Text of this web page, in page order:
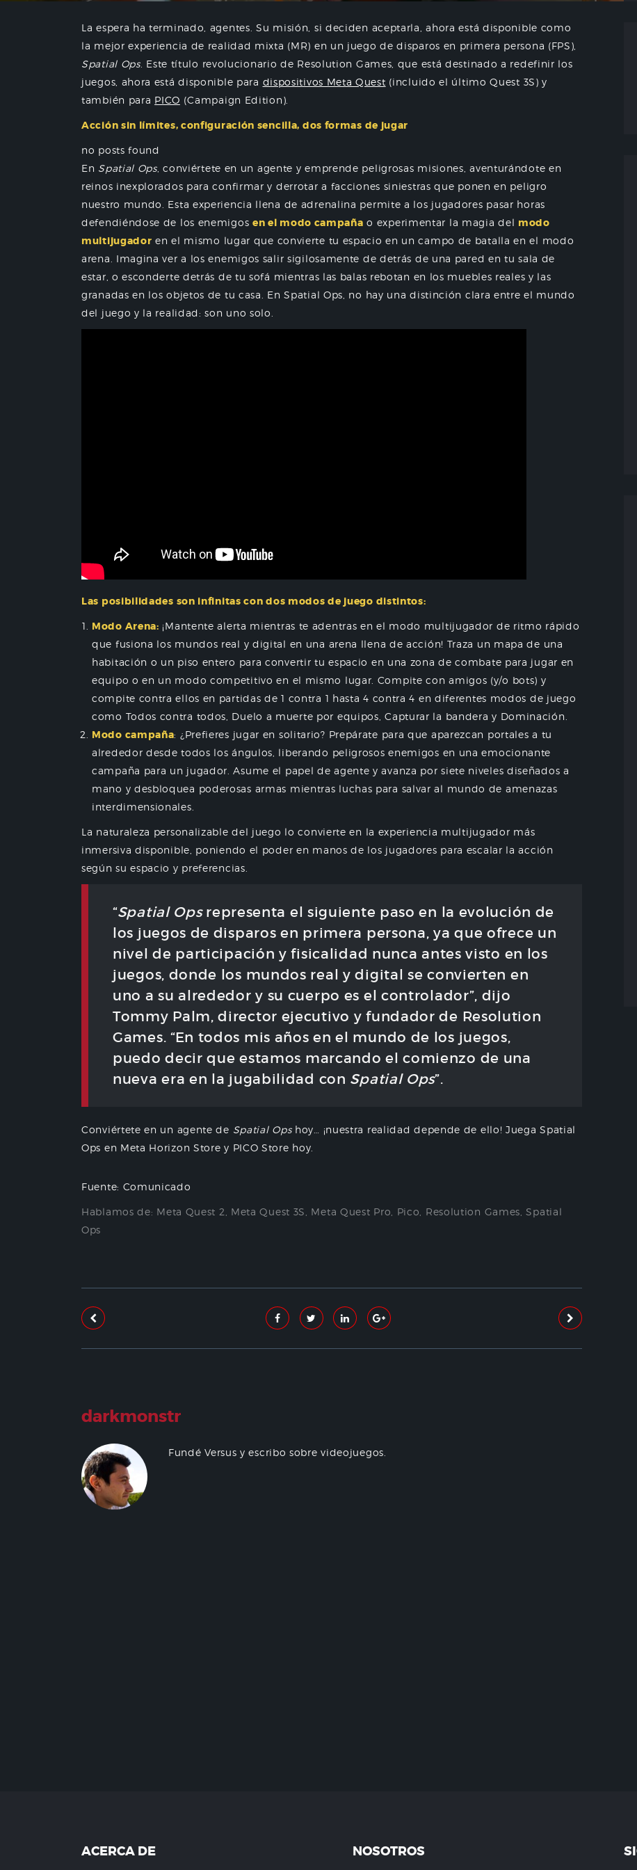
La espera ha terminado, agentes. Su misión, si deciden aceptarla, ahora está disponible como
la mejor experiencia de realidad mixta (MR) en un juego de disparos en primera persona (FPS),
Spatial Ops. Este título revolucionario de Resolution Games, que está destinado a redefinir los
juegos, ahora está disponible para dispositivos Meta Quest (incluido el último Quest 3S) y
también para PICO (Campaign Edition).
Acción sin límites, configuración sencilla, dos formas de jugar
no posts found
En Spatial Ops, conviértete en un agente y emprende peligrosas misiones, aventurándote en
reinos inexplorados para confirmar y derrotar a facciones siniestras que ponen en peligro
nuestro mundo. Esta experiencia llena de adrenalina permite a los jugadores pasar horas
defendiéndose de los enemigos en el modo campaña o experimentar la magia del modo
multijugador en el mismo lugar que convierte tu espacio en un campo de batalla en el modo
arena. Imagina ver a los enemigos salir sigilosamente de detrás de una pared en tu sala de
estar, o esconderte detrás de tu sofá mientras las balas rebotan en los muebles reales y las
granadas en los objetos de tu casa. En Spatial Ops, no hay una distinción clara entre el mundo
del juego y la realidad: son uno solo.
Las posibilidades son infinitas con dos modos de juego distintos:
Modo Arena: ¡Mantente alerta mientras te adentras en el modo multijugador de ritmo rápido
que fusiona los mundos real y digital en una arena llena de acción! Traza un mapa de una
habitación o un piso entero para convertir tu espacio en una zona de combate para jugar en
equipo o en un modo competitivo en el mismo lugar. Compite con amigos (y/o bots) y
compite contra ellos en partidas de 1 contra 1 hasta 4 contra 4 en diferentes modos de juego
como Todos contra todos, Duelo a muerte por equipos, Capturar la bandera y Dominación.
Modo campaña: ¿Prefieres jugar en solitario? Prepárate para que aparezcan portales a tu
alrededor desde todos los ángulos, liberando peligrosos enemigos en una emocionante
campaña para un jugador. Asume el papel de agente y avanza por siete niveles diseñados a
mano y desbloquea poderosas armas mientras luchas para salvar al mundo de amenazas
interdimensionales.
La naturaleza personalizable del juego lo convierte en la experiencia multijugador más
inmersiva disponible, poniendo el poder en manos de los jugadores para escalar la acción
según su espacio y preferencias.
“Spatial Opsrepresenta el siguiente paso en la evolución de
los juegos de disparos en primera persona, ya que ofrece un
nivel de participación y fisicalidad nunca antes visto en los
juegos, donde los mundos real y digital se convierten en
uno a su alrededor y su cuerpo es el controlador”, dijo
Tommy Palm, director ejecutivo y fundador de Resolution
Games. “En todos mis años en el mundo de los juegos,
puedo decir que estamos marcando el comienzo de una
nueva era en la jugabilidad con Spatial Ops”.
Conviértete en un agente de Spatial Opshoy… ¡nuestra realidad depende de ello! Juega Spatial
Ops en Meta Horizon Store y PICO Store hoy.
Fuente: Comunicado
Hablamos de: Meta Quest 2 Meta Quest 3S Meta Quest Pro Pico Resolution Games ,Spatial
Ops
darkmonstr
Fundé Versus y escribo sobre videojuegos.
ACERCA DE NOSOTROS